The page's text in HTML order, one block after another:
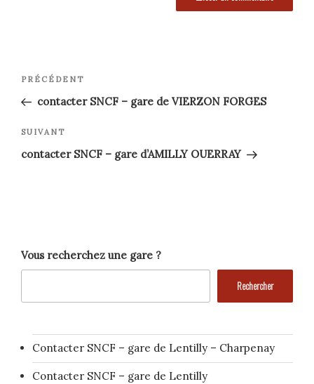
Navigation
de
l’article
Article
précédent
PRÉCÉDENT
contacter SNCF – gare de VIERZON FORGES
Article
suivant
SUIVANT
contacter SNCF – gare d’AMILLY OUERRAY
Vous recherchez une gare ?
Rechercher
Contacter SNCF – gare de Lentilly – Charpenay
Contacter SNCF – gare de Lentilly